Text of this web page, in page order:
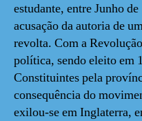
estudante, entre Junho
acusação da autoria de
revolta. Com a
política, sendo eleito em
Constituintes pela
consequência do
exilou-se em Inglaterra,